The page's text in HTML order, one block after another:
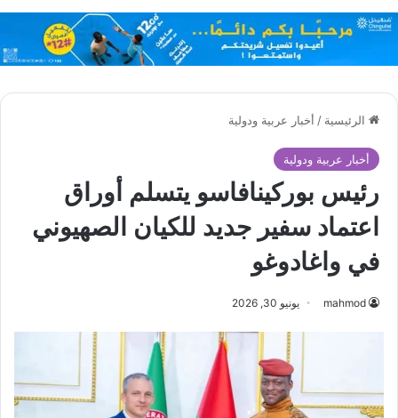
الرئيسية / أخبار عربية ودولية
أخبار عربية ودولية
رئيس بوركينافاسو يتسلم أوراق
اعتماد سفير جديد للكيان الصهيوني
في واغادوغو
mahmod يونيو 30, 2026